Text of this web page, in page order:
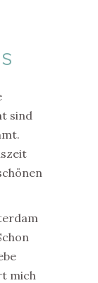
sind
mich